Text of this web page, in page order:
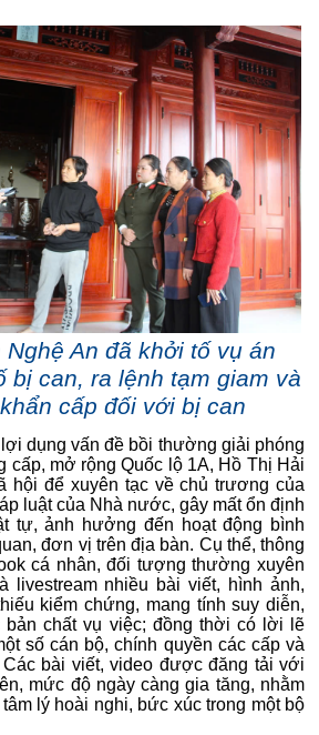
Nghệ An đã khởi tố vụ án
bị can, ra lệnh tạm giam và
cấp đối với bị can
dụng vấn đề bồi thường giải phóng
cấp, mở rộng Quốc lộ 1A, Hồ Thị Hải
hội để xuyên tạc về chủ trương của
luật của Nhà nước, gây mất ổn định
tự, ảnh hưởng đến hoạt động bình
đơn vị trên địa bàn. Cụ thể, thông
cá nhân, đối tượng thường xuyên
livestream nhiều bài viết, hình ảnh,
kiểm chứng, mang tính suy diễn,
bản chất vụ việc; đồng thời có lời lẽ
số cán bộ, chính quyền các cấp và
bài viết, video được đăng tải với
mức độ ngày càng gia tăng, nhằm
lý hoài nghi, bức xúc trong một bộ